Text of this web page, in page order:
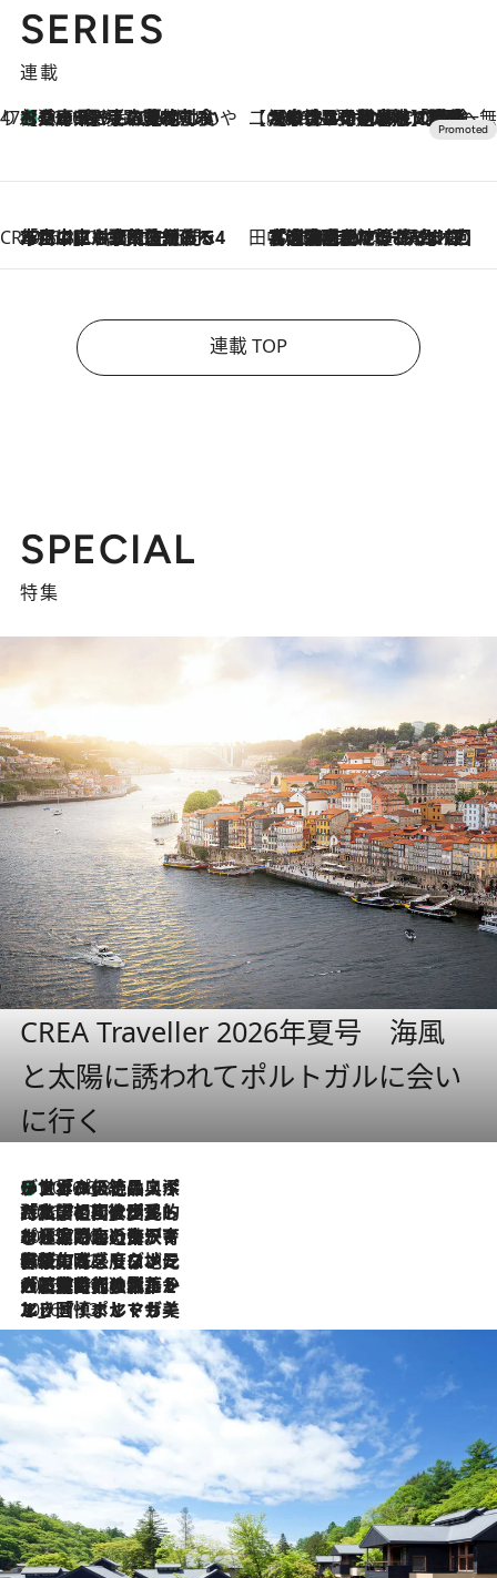
SERIES
連載
47都道府県の手みやげ ひんやりスイーツで夏を満喫
2026.8.8
【兵庫県】この夏絶対食べたい 冷やしておいしいおやつ3選 淡路島の恵みをジェラートに集約 【CREA×星野リゾート】唯一無二。癒しと発見が待つ場所へ
2026.8.7
【トンボの足水浴】ヒノキの香りに包まれて涼感マックス！約13℃の湧水かけ流しを避暑地「星野温泉 トンボの湯」で体験
CREA'S CHOICE
2026.8.7
「立川にも歌舞伎があるんだよ」 片岡仁左衛門・市川中車ら豪華座組みで4年目の立川立飛歌舞伎へ 田中稲の勝手に再ブーム
2026.8.7
「湘南乃風に憧れて」観客大盛上がりの“タオル回し”に、ラッパー顔負けの高速歌唱まで…さだまさし（74）のアグレッシブすぎる現在地
連載 TOP
SPECIAL
特集
CREA Traveller 2026年夏号 海風
と太陽に誘われてポルトガルに会い
に行く
2026.8.8
リスボンの絶品スイーツ「パステル・デ・ナタ」とは？ポルトガル伝統の奥深い世界へ
2026.7.27
「私の祖国はポルトガル語です」国民的詩人フェルナンド・ペソアと、彼が愛した文学の街を歩く
2026.7.26
ポルトガル近海が育む極上の海の幸。キリリと冷えた白ワインと愉しむ、シーフード専門店の贅沢
2026.7.22
伝統の味をモダンに昇華。高感度な地元客が集う、リスボンの最旬ガストロノミー
2026.7.21
大航海時代の栄華から、震災、独裁、そして革命へ。ポルトガル・首都リスボンの石畳に刻まれた「歴史の光と影」
2026.7.13
エッセイ・ヤマザキマリ「慎ましくも美しき国 ポルトガル」